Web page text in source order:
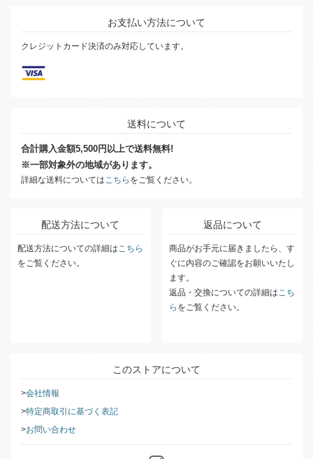
お支払い方法について
クレジットカード決済のみ対応しています。
送料について
合計購入金額5,500円以上で送料無料!
※一部対象外の地域があります。
詳細な送料については こちら をご覧ください。
配送方法について
配送方法についての詳細は こちら
をご覧ください。
返品について
商品がお手元に届きましたら、す
ぐに内容のご確認をお願いいたし
ます。
返品・交換についての詳細は こち
ら をご覧ください。
このストアについて
会社情報
特定商取引に基づく表記
お問い合わせ